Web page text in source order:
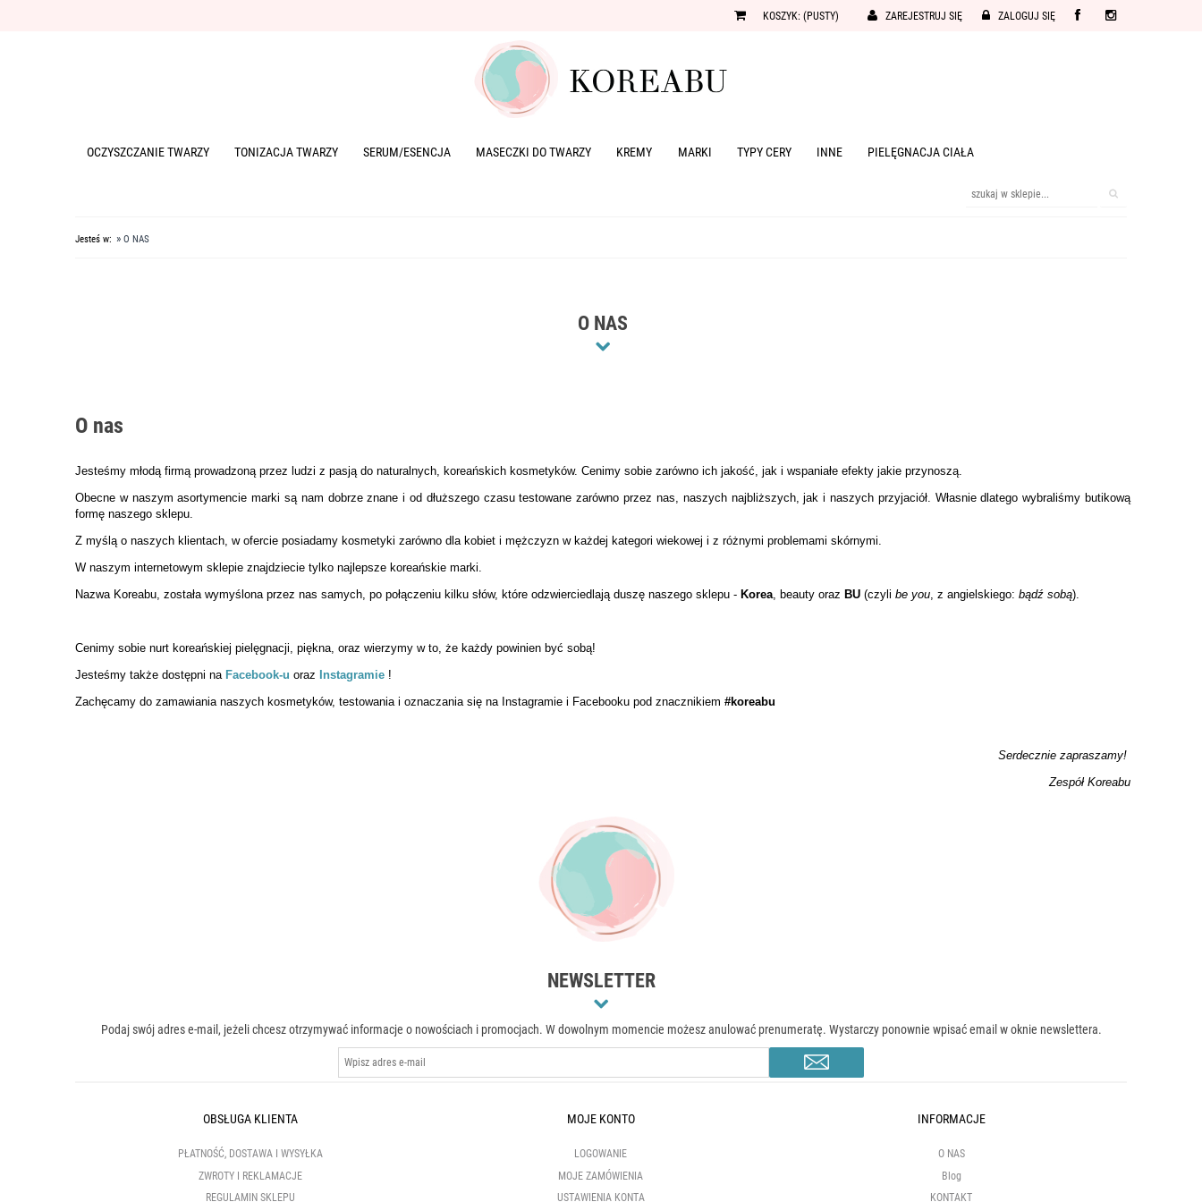
KOSZYK: (PUSTY) ZAREJESTRUJ SIĘ ZALOGUJ SIĘ
OCZYSZCZANIE TWARZY TONIZACJA TWARZY SERUM/ESENCJA MASECZKI DO TWARZY KREMY MARKI TYPY CERY INNE PIELĘGNACJA CIAŁA
Jesteś w: » O NAS
O NAS
O nas
Jesteśmy młodą firmą prowadzoną przez ludzi z pasją do naturalnych, koreańskich kosmetyków. Cenimy sobie zarówno ich jakość, jak i wspaniałe efekty jakie przynoszą.
Obecne w naszym asortymencie marki są nam dobrze znane i od dłuższego czasu testowane zarówno przez nas, naszych najbliższych, jak i naszych przyjaciół. Własnie dlatego wybraliśmy butikową
formę naszego sklepu.
Z myślą o naszych klientach, w ofercie posiadamy kosmetyki zarówno dla kobiet i mężczyzn w każdej kategori wiekowej i z różnymi problemami skórnymi.
W naszym internetowym sklepie znajdziecie tylko najlepsze koreańskie marki.
Nazwa Koreabu, została wymyślona przez nas samych, po połączeniu kilku słów, które odzwierciedlają duszę naszego sklepu - Korea , beauty oraz BU (czyli be you , z angielskiego: bądź sobą).
Cenimy sobie nurt koreańskiej pielęgnacji, piękna, oraz wierzymy w to, że każdy powinien być sobą!
Jesteśmy także dostępni na Facebook-u oraz Instagramie !
Zachęcamy do zamawiania naszych kosmetyków, testowania i oznaczania się na Instagramie i Facebooku pod znacznikiem #koreabu
Serdecznie zapraszamy!
Zespół Koreabu
NEWSLETTER
Podaj swój adres e-mail, jeżeli chcesz otrzymywać informacje o nowościach i promocjach. W dowolnym momencie możesz anulować prenumeratę. Wystarczy ponownie wpisać email w oknie newslettera.
OBSŁUGA KLIENTA
PŁATNOŚĆ, DOSTAWA I WYSYŁKA
ZWROTY I REKLAMACJE
REGULAMIN SKLEPU
MOJE KONTO
LOGOWANIE
MOJE ZAMÓWIENIA
USTAWIENIA KONTA
INFORMACJE
O NAS
Blog
KONTAKT